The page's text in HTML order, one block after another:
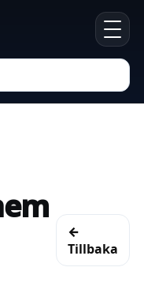
←
Tillbaka